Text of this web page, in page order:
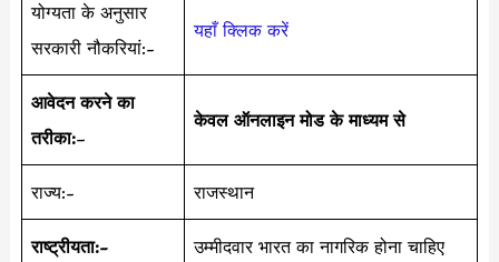
योग्यता के अनुसार
सरकारी नौकरियां:-
यहाँ क्लिक करें
आवेदन करने का
तरीका:–
केवल ऑनलाइन मोड के माध्यम से
राज्य:- राजस्थान
राष्ट्रीयता:- उम्मीदवार भारत का नागरिक होना चाहिए